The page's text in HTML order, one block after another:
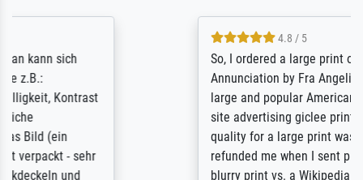
So, I ordered a large print of The
Annunciation by Fra Angelico from a very
large and popular American "art/poster"
site advertising giclee print quality. The
quality for a large print was atrocious. They
refunded me when I sent pictures of the
blurry print vs. a Wikipedia commons